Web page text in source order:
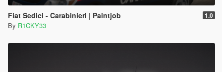
Fiat Sedici - Carabinieri | Paintjob 1.0
By R1CKY33